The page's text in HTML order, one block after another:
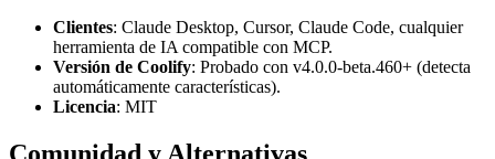
Clientes: Claude Desktop, Cursor, Claude Code, cualquier
herramienta de IA compatible con MCP.
Versión de Coolify: Probado con v4.0.0-beta.460+ (detecta
automáticamente características).
Licencia: MIT
Comunidad y Alternativas